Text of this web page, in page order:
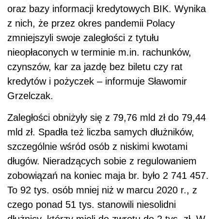
oraz bazy informacji kredytowych BIK. Wynika
z nich, że przez okres pandemii Polacy
zmniejszyli swoje zaległości z tytułu
nieopłaconych w terminie m.in. rachunków,
czynszów, kar za jazdę bez biletu czy rat
kredytów i pożyczek – informuje Sławomir
Grzelczak.
Zaległości obniżyły się z 79,76 mld zł do 79,44
mld zł. Spadła też liczba samych dłużników,
szczególnie wśród osób z niskimi kwotami
długów. Nieradzących sobie z regulowaniem
zobowiązań na koniec maja br. było 2 741 457.
To 92 tys. osób mniej niż w marcu 2020 r., z
czego ponad 51 tys. stanowili niesolidni